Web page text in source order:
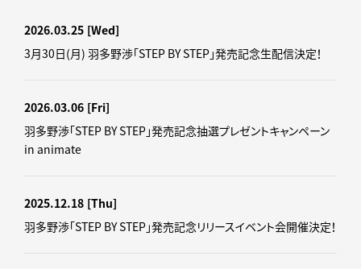
2026.03.25 [Wed]
3月30日(月) 羽多野渉「STEP BY STEP」発売記念生配信決定！
2026.03.06 [Fri]
羽多野渉「STEP BY STEP」発売記念抽選プレゼントキャンペーン
in animate
2025.12.18 [Thu]
羽多野渉「STEP BY STEP」発売記念リリースイベント会開催決定！